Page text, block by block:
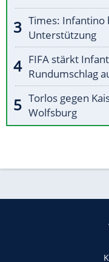
Times: Infantino
Unterstützung
FIFA stärkt
Rundumschlag
Torlos gegen
Wolfsburg